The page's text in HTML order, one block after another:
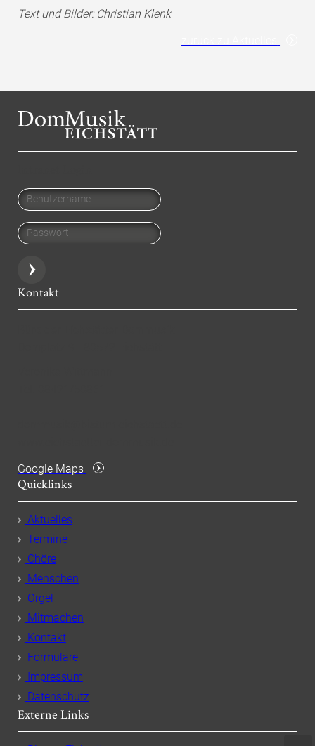
Text und Bilder: Christian Klenk
Benutzername
Passwort
Kontakt
Google Maps
Quicklinks
Aktuelles
Termine
Chöre
Menschen
Orgel
Mitmachen
Kontakt
Formulare
Impressum
Datenschutz
Externe Links